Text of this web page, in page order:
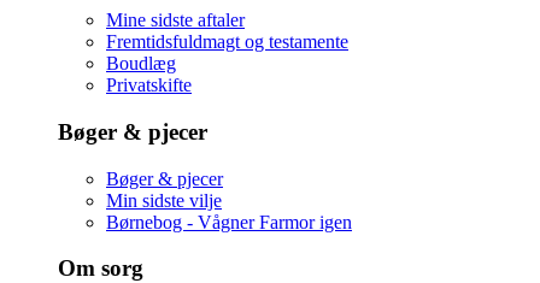
Mine sidste aftaler
Fremtidsfuldmagt og testamente
Boudlæg
Privatskifte
Bøger & pjecer
Bøger & pjecer
Min sidste vilje
Børnebog - Vågner Farmor igen
Om sorg